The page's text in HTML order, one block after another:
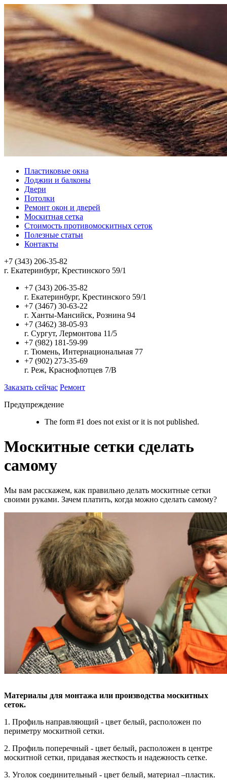
Пластиковые окна
Лоджии и балконы
Двери
Потолки
Ремонт окон и дверей
Москитная сетка
Стоимость противомоскитных сеток
Полезные статьи
Контакты
+7 (343) 206-35-82
г. Екатеринбург, Крестинского 59/1
+7 (343) 206-35-82
г. Екатеринбург, Крестинского 59/1
+7 (3467) 30-63-22
г. Ханты-Мансийск, Рознина 94
+7 (3462) 38-05-93
г. Сургут, Лермонтова 11/5
+7 (982) 181-59-99
г. Тюмень, Интернациональная 77
+7 (902) 273-35-69
г. Реж, Краснофлотцев 7/В
Заказать сейчас Ремонт
Предупреждение
The form #1 does not exist or it is not published.
Москитные сетки сделать
самому
Мы вам расскажем, как правильно делать москитные сетки
своими руками. Зачем платить, когда можно сделать самому?
Материалы для монтажа или производства москитных
сеток.
1. Профиль направляющий - цвет белый, расположен по
периметру москитной сетки.
2. Профиль поперечный - цвет белый, расположен в центре
москитной сетки, придавая жесткость и надежность сетке.
3. Уголок соединительный - цвет белый, материал –пластик.